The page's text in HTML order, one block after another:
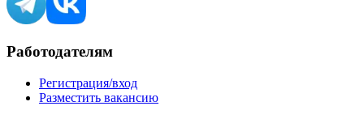
Работодателям
Регистрация/вход
Разместить вакансию